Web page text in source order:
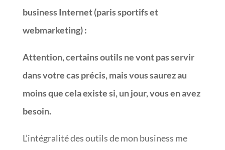
business Internet (paris sportifs et
webmarketing):
Attention, certains outils ne vont pas servir
dans votre cas précis, mais vous saurez au
moins que cela existe si, un jour, vous en avez
besoin.
L’intégralité des outils de mon business me